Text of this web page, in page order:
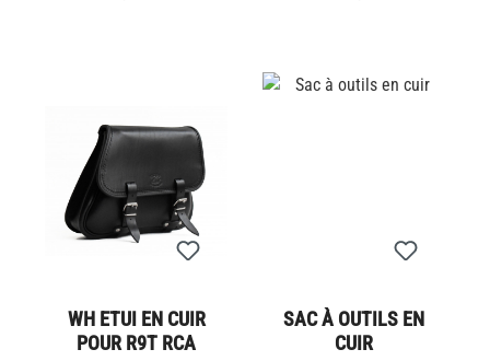
WH ETUI EN CUIR
POUR R9T RCA
SAC À OUTILS EN
CUIR